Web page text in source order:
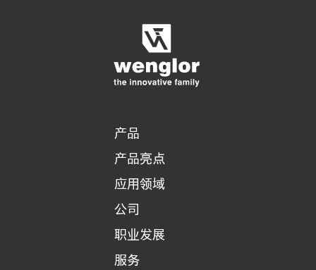
产品
产品亮点
应用领域
公司
职业发展
服务